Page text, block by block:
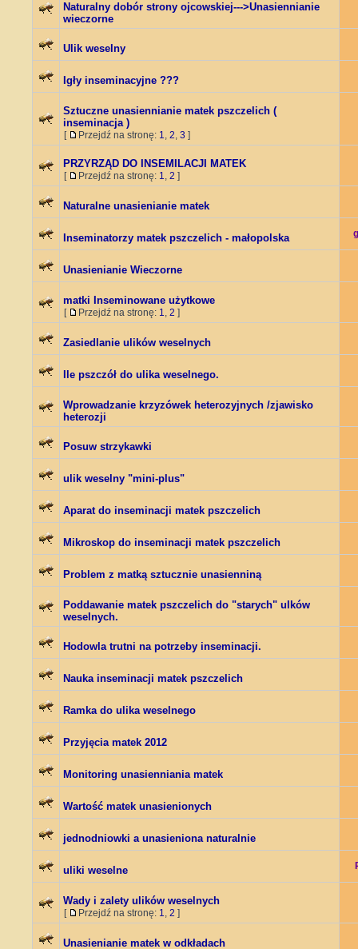
Naturalny dobór strony ojcowskiej--->Unasiennianie
wieczorne
Ulik weselny
Igły inseminacyjne ???
Sztuczne unasiennianie matek pszczelich (
inseminacja )
[ Przejdź na stronę: 1, 2, 3 ]
PRZYRZĄD DO INSEMILACJI MATEK
[ Przejdź na stronę: 1, 2 ]
Naturalne unasienianie matek
Inseminatorzy matek pszczelich - małopolska
Unasienianie Wieczorne
matki Inseminowane użytkowe
[ Przejdź na stronę: 1, 2 ]
Zasiedlanie ulików weselnych
Ile pszczół do ulika weselnego.
Wprowadzanie krzyzówek heterozyjnych /zjawisko
heterozji
Posuw strzykawki
ulik weselny "mini-plus"
Aparat do inseminacji matek pszczelich
Mikroskop do inseminacji matek pszczelich
Problem z matką sztucznie unasienniną
Poddawanie matek pszczelich do "starych" ulków
weselnych.
Hodowla trutni na potrzeby inseminacji.
Nauka inseminacji matek pszczelich
Ramka do ulika weselnego
Przyjęcia matek 2012
Monitoring unasienniania matek
Wartość matek unasienionych
jednodniowki a unasieniona naturalnie
uliki weselne
Wady i zalety ulików weselnych
[ Przejdź na stronę: 1, 2 ]
Unasienianie matek w odkładach